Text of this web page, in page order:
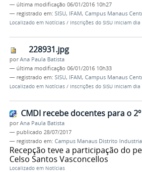
— última modificação 06/01/2016 10h27
— registrado em: SISU, IFAM, Campus Manaus
Localizado em Notícias / Inscrições do SISU iniciam
228931.jpg
porAna Paula Batista
— última modificação 06/01/2016 10h33
— registrado em: SISU, IFAM, Campus Manaus
Localizado em Notícias / Inscrições do SISU iniciam
CMDI recebe docentes para o
porAna Paula Batista
— publicado 28/07/2017
— registrado em: Campus Manaus Distrito
Recepção teve a participação do
Celso Santos Vasconcellos
Localizado em Notícias